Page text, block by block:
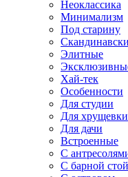
Неоклассика
Минимализм
Под старину
Элитные
Хай-тек
Особенности
Для студии
Для хрущевки
Для дачи
Встроенные
С
С барной